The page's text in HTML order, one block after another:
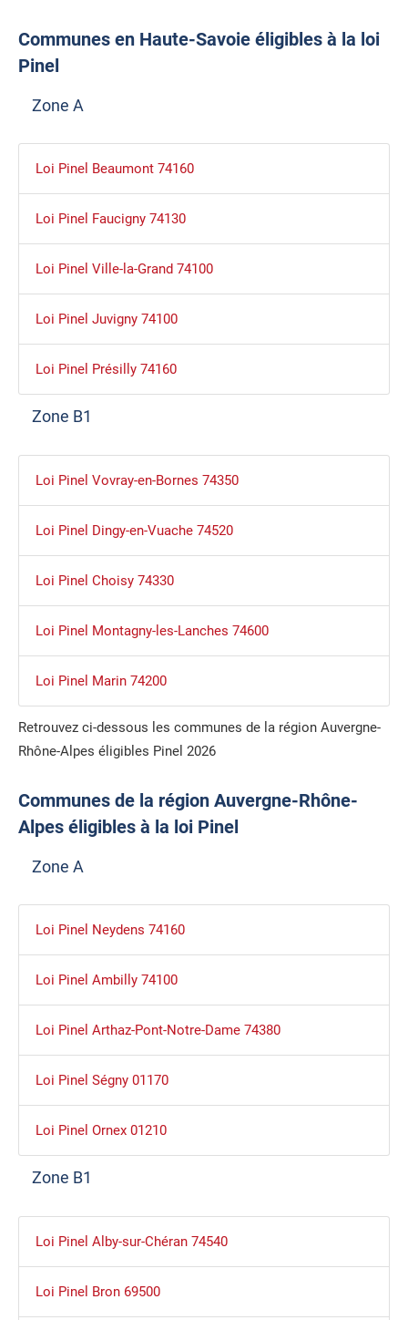
Communes en Haute-Savoie éligibles à la loi
Pinel
Zone A
Loi Pinel Beaumont 74160
Loi Pinel Faucigny 74130
Loi Pinel Ville-la-Grand 74100
Loi Pinel Juvigny 74100
Loi Pinel Présilly 74160
Zone B1
Loi Pinel Vovray-en-Bornes 74350
Loi Pinel Dingy-en-Vuache 74520
Loi Pinel Choisy 74330
Loi Pinel Montagny-les-Lanches 74600
Loi Pinel Marin 74200
Retrouvez ci-dessous les communes de la région Auvergne-
Rhône-Alpes éligibles Pinel 2026
Communes de la région Auvergne-Rhône-
Alpes éligibles à la loi Pinel
Zone A
Loi Pinel Neydens 74160
Loi Pinel Ambilly 74100
Loi Pinel Arthaz-Pont-Notre-Dame 74380
Loi Pinel Ségny 01170
Loi Pinel Ornex 01210
Zone B1
Loi Pinel Alby-sur-Chéran 74540
Loi Pinel Bron 69500